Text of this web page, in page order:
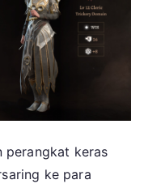
perangkat keras
ke para